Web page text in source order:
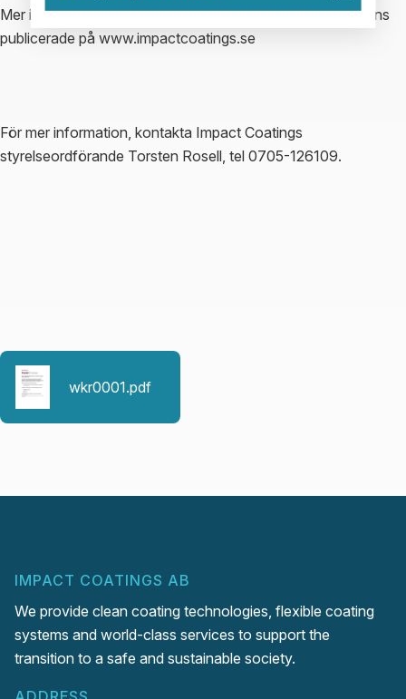
Mer information om dessa, samt prospektet i sin helhet finns
publicerade på www.impactcoatings.se
För mer information, kontakta Impact Coatings
styrelseordförande Torsten Rosell, tel 0705-126109.
wkr0001.pdf
IMPACT COATINGS AB
We provide clean coating technologies, flexible coating
systems and world-class services to support the
transition to a safe and sustainable society.